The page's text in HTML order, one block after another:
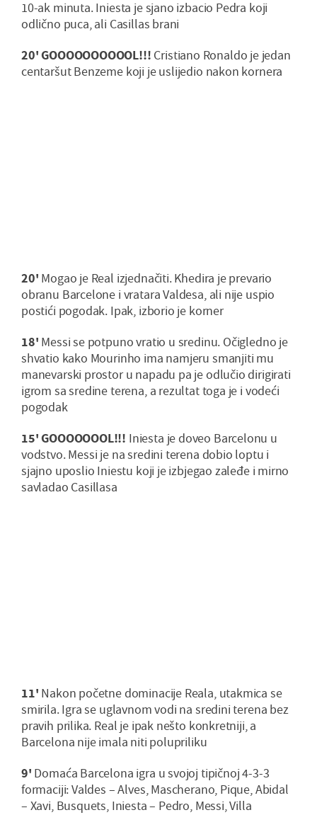
10-ak minuta. Iniesta je sjano izbacio Pedra koji
odlično puca, ali Casillas brani
20' GOOOOOOOOOOL!!! Cristiano Ronaldo je jedan
centaršut Benzeme koji je uslijedio nakon kornera
20' Mogao je Real izjednačiti. Khedira je prevario
obranu Barcelone i vratara Valdesa, ali nije uspio
postići pogodak. Ipak, izborio je korner
18' Messi se potpuno vratio u sredinu. Očigledno je
shvatio kako Mourinho ima namjeru smanjiti mu
manevarski prostor u napadu pa je odlučio dirigirati
igrom sa sredine terena, a rezultat toga je i vodeći
pogodak
15' GOOOOOOOL!!! Iniesta je doveo Barcelonu u
vodstvo. Messi je na sredini terena dobio loptu i
sjajno uposlio Iniestu koji je izbjegao zaleđe i mirno
savladao Casillasa
11' Nakon početne dominacije Reala, utakmica se
smirila. Igra se uglavnom vodi na sredini terena bez
pravih prilika. Real je ipak nešto konkretniji, a
Barcelona nije imala niti polupriliku
9' Domaća Barcelona igra u svojoj tipičnoj 4-3-3
formaciji: Valdes – Alves, Mascherano, Pique, Abidal
– Xavi, Busquets, Iniesta – Pedro, Messi, Villa